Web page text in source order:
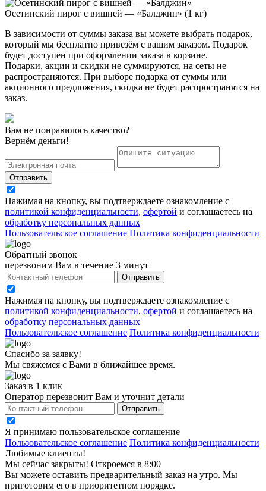
Осетинский пирог с вишней — «Балджин» (1 кг)
В зависимости от суммы заказа вы можете выбрать подарок,
который мы бесплатно привезём с вашим заказом. Подарок
будет доступен при оформлении заказа в корзине.
Подарки, акции и скидки не суммируются, на сеты не
распространяются. При выборе подарка от суммы или
акционного предложения, скидка не будет распространятся на
заказ.
Вам не понравилось качество?
Вернём деньги!
Отправить
Нажимая на кнопку, вы подтверждаете ознакомление с
политикой конфиденциальности, офертой и соглашаетесь на
обработку персональных данных
Пользовательское соглашение Политика конфиденциальности
Обратный звонок
перезвоним Вам в течение 3 минут
Отправить
Нажимая на кнопку, вы подтверждаете ознакомление с
политикой конфиденциальности, офертой и соглашаетесь на
обработку персональных данных
Пользовательское соглашение Политика конфиденциальности
Спасибо за заявку!
Мы свяжемся с Вами в ближайшее время.
Заказ в 1 клик
Оператор перезвонит Вам и уточнит детали
Отправить
Я принимаю пользовательское соглашение
Пользовательское соглашение Политика конфиденциальности
Любимые клиенты!
Мы сейчас закрыты! Откроемся в 8:00
Вы можете оставить предварительный заказ на утро. Мы
приготовим его в приоритетном порядке.